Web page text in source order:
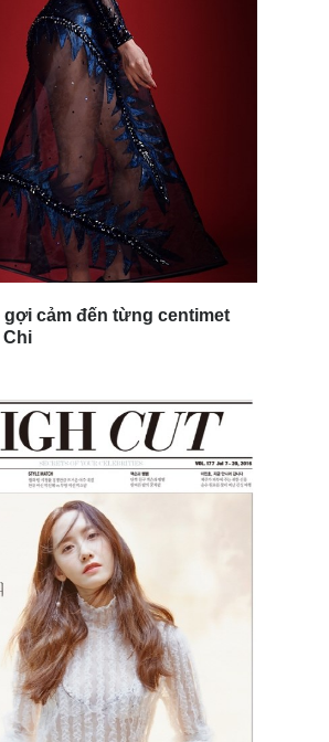
gợi cảm đến từng centimet
Chi